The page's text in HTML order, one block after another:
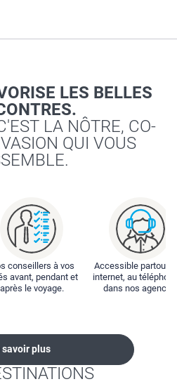
LES BELLES
LA NÔTRE, CO-
QUI VOUS
conseillers à vos
avant, pendant et
après le voyage.
Accessible partout :
internet, au
dans nos
savoir plus